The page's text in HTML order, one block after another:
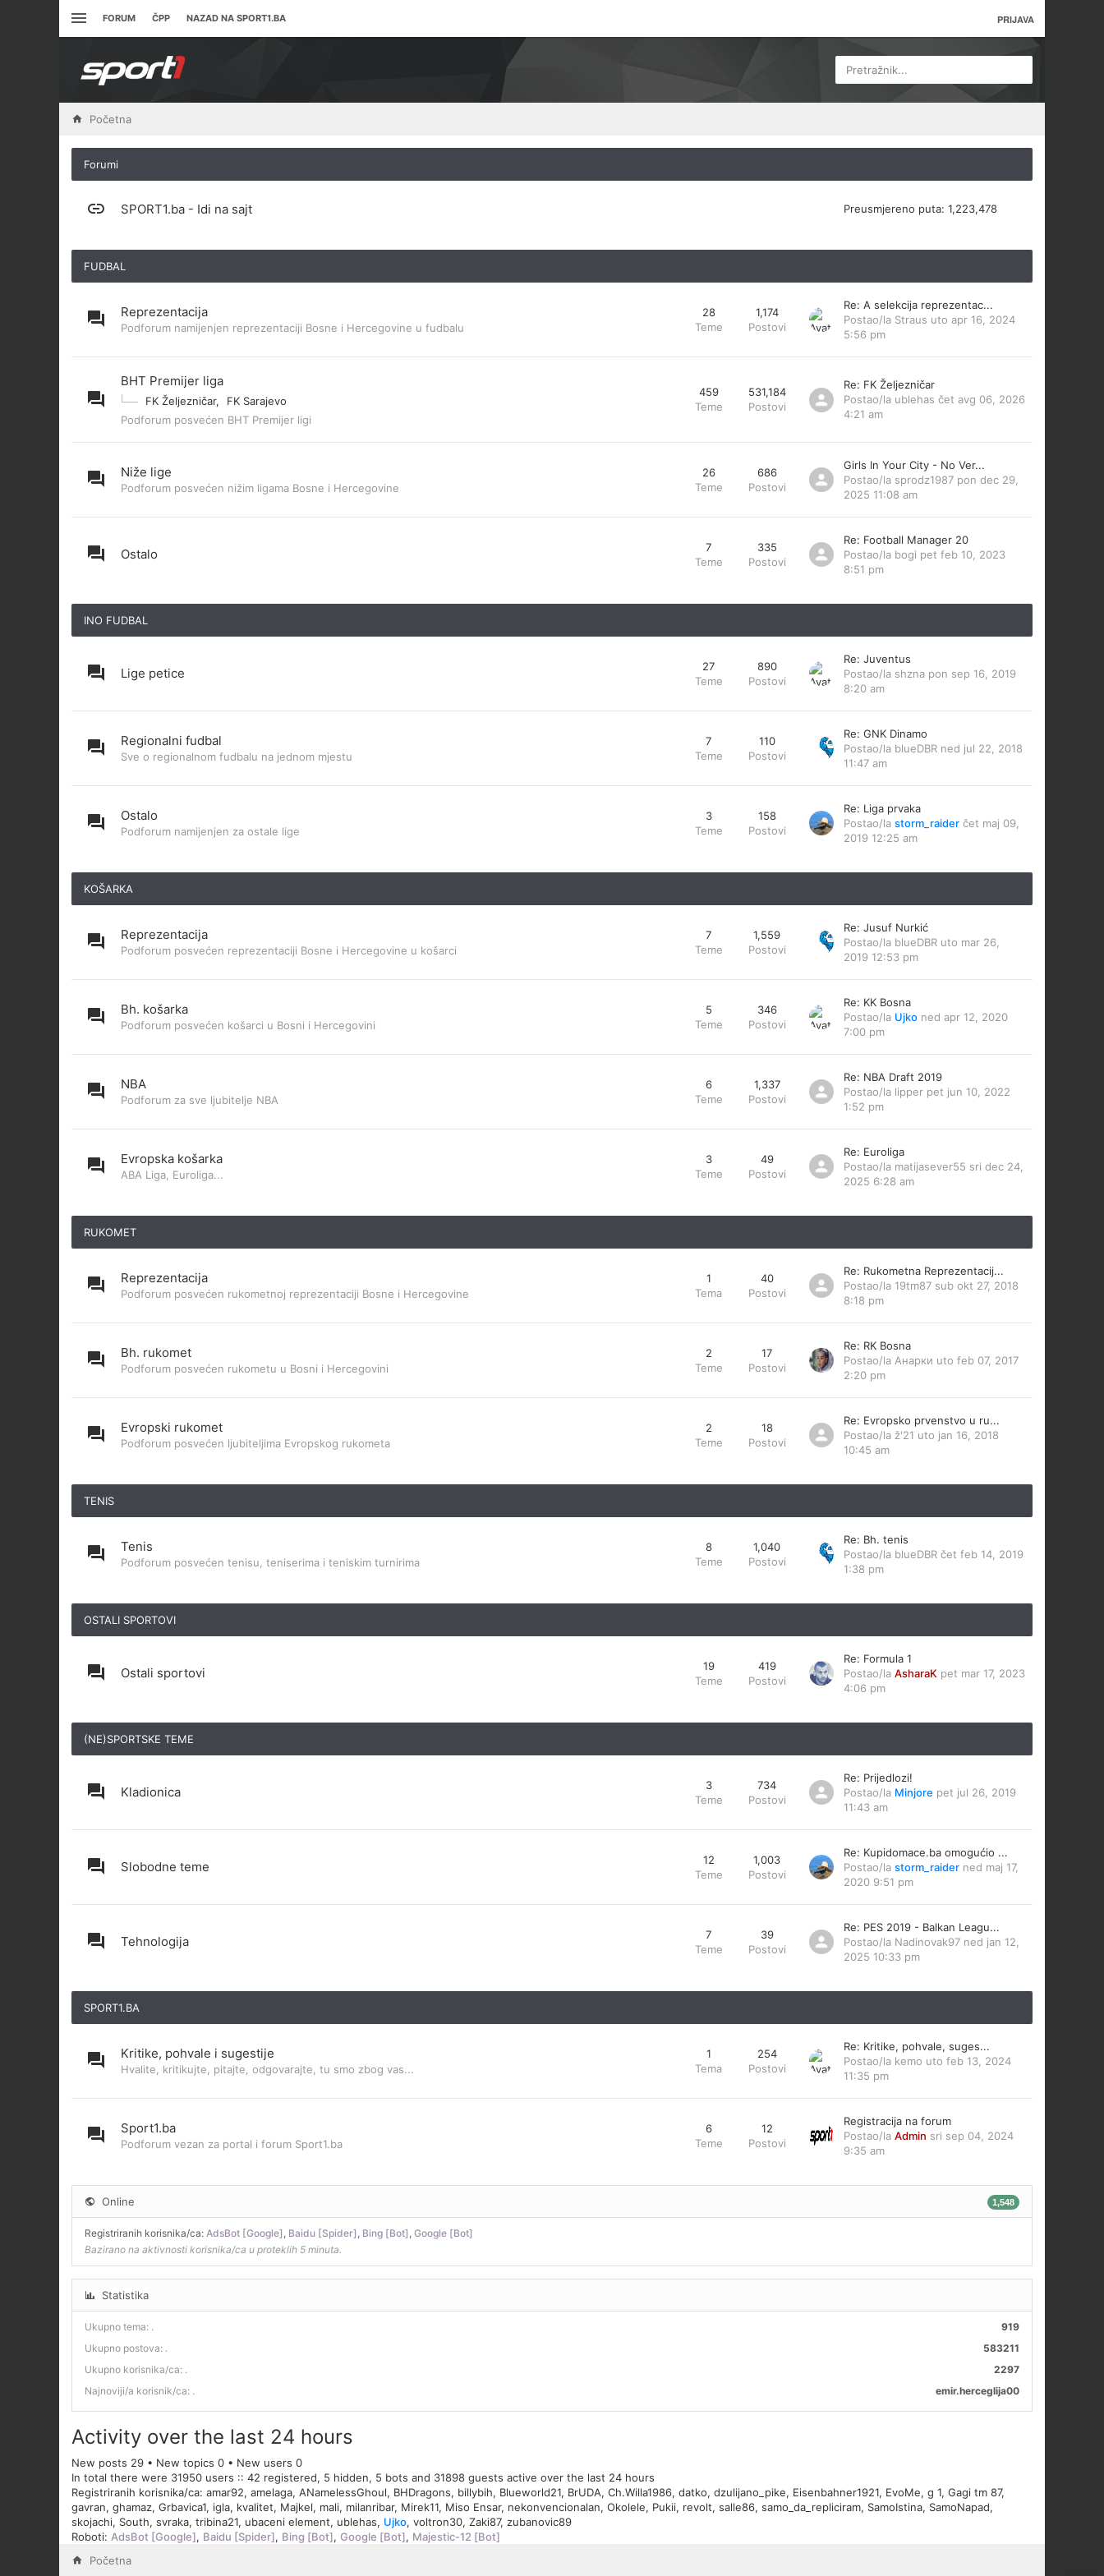
FORUM ČPP NAZAD NA SPORT1.BA PRIJAVA
Pretražnik...
Početna
Forumi
SPORT1.ba - Idi na sajt Preusmjereno puta: 1,223,478
FUDBAL
Reprezentacija
Podforum namijenjen reprezentaciji Bosne i Hercegovine u fudbalu
28
Teme
1,174
Postovi
Re: A selekcija reprezentac...
Postao/la Straus uto apr 16, 2024
5:56 pm
BHT Premijer liga
FK Željezničar,
FK Sarajevo
Podforum posvećen BHT Premijer ligi
459
Teme
531,184
Postovi
Re: FK Željezničar
Postao/la ublehas čet avg 06, 2026
4:21 am
Niže lige
Podforum posvećen nižim ligama Bosne i Hercegovine
26
Teme
686
Postovi
Girls In Your City - No Ver...
Postao/la sprodz1987 pon dec 29,
2025 11:08 am
Ostalo
7
Teme
335
Postovi
Re: Football Manager 20
Postao/la bogi pet feb 10, 2023
8:51 pm
INO FUDBAL
Lige petice
27
Teme
890
Postovi
Re: Juventus
Postao/la shzna pon sep 16, 2019
8:20 am
Regionalni fudbal
Sve o regionalnom fudbalu na jednom mjestu
7
Teme
110
Postovi
Re: GNK Dinamo
Postao/la blueDBR ned jul 22, 2018
11:47 am
Ostalo
Podforum namijenjen za ostale lige
3
Teme
158
Postovi
Re: Liga prvaka
Postao/la storm_raider čet maj 09,
2019 12:25 am
KOŠARKA
Reprezentacija
Podforum posvećen reprezentaciji Bosne i Hercegovine u košarci
7
Teme
1,559
Postovi
Re: Jusuf Nurkić
Postao/la blueDBR uto mar 26,
2019 12:53 pm
Bh. košarka
Podforum posvećen košarci u Bosni i Hercegovini
5
Teme
346
Postovi
Re: KK Bosna
Postao/la Ujko ned apr 12, 2020
7:00 pm
NBA
Podforum za sve ljubitelje NBA
6
Teme
1,337
Postovi
Re: NBA Draft 2019
Postao/la lipper pet jun 10, 2022
1:52 pm
Evropska košarka
ABA Liga, Euroliga...
3
Teme
49
Postovi
Re: Euroliga
Postao/la matijasever55 sri dec 24,
2025 6:28 am
RUKOMET
Reprezentacija
Podforum posvećen rukometnoj reprezentaciji Bosne i Hercegovine
1
Tema
40
Postovi
Re: Rukometna Reprezentacij...
Postao/la 19tm87 sub okt 27, 2018
8:18 pm
Bh. rukomet
Podforum posvećen rukometu u Bosni i Hercegovini
2
Teme
17
Postovi
Re: RK Bosna
Postao/la Анарки uto feb 07, 2017
2:20 pm
Evropski rukomet
Podforum posvećen ljubiteljima Evropskog rukometa
2
Teme
18
Postovi
Re: Evropsko prvenstvo u ru...
Postao/la ž'21 uto jan 16, 2018
10:45 am
TENIS
Tenis
Podforum posvećen tenisu, teniserima i teniskim turnirima
8
Teme
1,040
Postovi
Re: Bh. tenis
Postao/la blueDBR čet feb 14, 2019
1:38 pm
OSTALI SPORTOVI
Ostali sportovi
19
Teme
419
Postovi
Re: Formula 1
Postao/la AsharaK pet mar 17, 2023
4:06 pm
(NE)SPORTSKE TEME
Kladionica
3
Teme
734
Postovi
Re: Prijedlozi!
Postao/la Minjore pet jul 26, 2019
11:43 am
Slobodne teme
12
Teme
1,003
Postovi
Re: Kupidomace.ba omogućio ...
Postao/la storm_raider ned maj 17,
2020 9:51 pm
Tehnologija
7
Teme
39
Postovi
Re: PES 2019 - Balkan Leagu...
Postao/la Nadinovak97 ned jan 12,
2025 10:33 pm
SPORT1.BA
Kritike, pohvale i sugestije
Hvalite, kritikujte, pitajte, odgovarajte, tu smo zbog vas...
1
Tema
254
Postovi
Re: Kritike, pohvale, suges...
Postao/la kemo uto feb 13, 2024
11:35 pm
Sport1.ba
Podforum vezan za portal i forum Sport1.ba
6
Teme
12
Postovi
Registracija na forum
Postao/la Admin sri sep 04, 2024
9:35 am
Online 1,548
Registriranih korisnika/ca: AdsBot [Google] , Baidu [Spider] , Bing [Bot] , Google [Bot]
Bazirano na aktivnosti korisnika/ca u proteklih 5 minuta.
Statistika
Ukupno tema: 919
.
Ukupno postova:
583211
.
Ukupno korisnika/ca:
2297
.
Najnoviji/a korisnik/ca:
emir.herceglija00
.
Activity over the last 24 hours
New posts 29 • New topics 0 • New users 0
In total there were 31950 users :: 42 registered, 5 hidden, 5 bots and 31898 guests active over the last 24 hours
Registriranih korisnika/ca: amar92, amelaga, ANamelessGhoul, BHDragons, billybih, Blueworld21, BrUDA, Ch.Willa1986, datko, dzulijano_pike, Eisenbahner1921, EvoMe, g 1, Gagi tm 87,
gavran, ghamaz, Grbavica1, igla, kvalitet, Majkel, mali, milanribar, Mirek11, Miso Ensar, nekonvencionalan, Okolele, Pukii, revolt, salle86, samo_da_repliciram, SamoIstina, SamoNapad,
skojachi, South, svraka, tribina21, ubaceni element, ublehas, Ujko, voltron30, Zaki87, zubanovic89
Roboti: AdsBot [Google], Baidu [Spider], Bing [Bot], Google [Bot], Majestic-12 [Bot]
Početna